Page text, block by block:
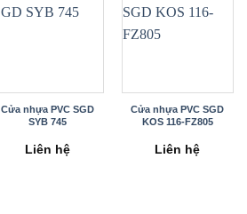
Cửa nhựa PVC SGD
SYB 745
Liên hệ
Cửa nhựa PVC SGD
KOS 116-FZ805
Liên hệ